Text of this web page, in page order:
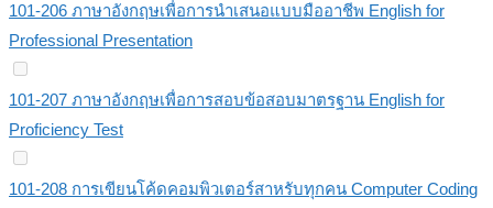
101-206 ภาษาอังกฤษเพื่อการนำเสนอแบบมืออาชีพ English for
Professional Presentation
101-207 ภาษาอังกฤษเพื่อการสอบข้อสอบมาตรฐาน English for
Proficiency Test
101-208 การเขียนโค้ดคอมพิวเตอร์สาหรับทุกคน Computer Coding